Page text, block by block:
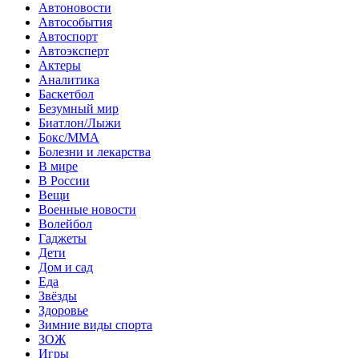
Автоновости
Автособытия
Автоспорт
Автоэксперт
Актеры
Аналитика
Баскетбол
Безумный мир
Биатлон/Лыжи
Бокс/MMA
Болезни и лекарства
В мире
В России
Вещи
Военные новости
Волейбол
Гаджеты
Дети
Дом и сад
Еда
Звёзды
Здоровье
Зимние виды спорта
ЗОЖ
Игры